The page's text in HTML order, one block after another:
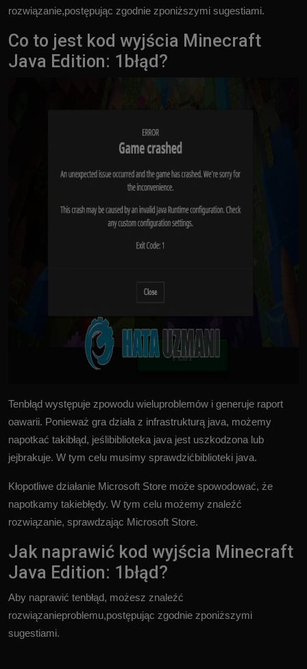
rozwiązanie,postępując zgodnie zponiższymi sugestiami.
Co to jest kod wyjścia Minecraft
Java Edition: 1błąd?
Tenbłąd występuje zpowodu wieluproblemów i generuje raport
oawarii. Ponieważ gra działa z infrastrukturą java, możemy
napotkać takibłąd, jeślibiblioteka java jest uszkodzona lub
jejbrakuje. W tym celu musimy sprawdzićbiblioteki java.
Kłopotliwe działanie Microsoft Store może spowodować, że
napotkamy takiebłędy. W tym celu możemy znaleźć
rozwiązanie, sprawdzając Microsoft Store.
Jak naprawić kod wyjścia Minecraft
Java Edition: 1błąd?
Aby naprawić tenbłąd, możesz znaleźć
rozwiązanieproblemu,postępując zgodnie zponiższymi
sugestiami.